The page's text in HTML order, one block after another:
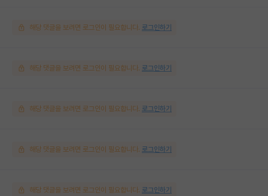
해당 댓글을 보려면 로그인이 필요합니다. 로그인하기
해당 댓글을 보려면 로그인이 필요합니다. 로그인하기
해당 댓글을 보려면 로그인이 필요합니다. 로그인하기
해당 댓글을 보려면 로그인이 필요합니다. 로그인하기
해당 댓글을 보려면 로그인이 필요합니다. 로그인하기